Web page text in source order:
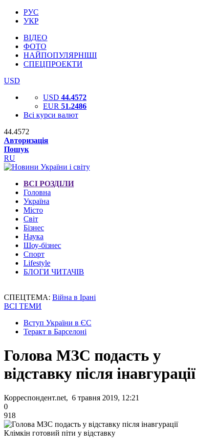
РУС
УКР
ВІДЕО
ФОТО
НАЙПОПУЛЯРНІШІ
СПЕЦПРОЕКТИ
USD
USD 44.4572
EUR 51.2486
Всі курси валют
44.4572
Авторизація
Пошук
RU
ВСІ РОЗДІЛИ
Головна
Україна
Місто
Світ
Бізнес
Наука
Шоу-бізнес
Спорт
Lifestyle
БЛОГИ ЧИТАЧІВ
СПЕЦТЕМА: Війна в Ірані
ВСІ ТЕМИ
Вступ України в ЄС
Теракт в Барселоні
Голова МЗС подасть у
відставку після інавгурації
Корреспондент.net, 6 травня 2019, 12:21
0
918
Клімкін готовий піти у відставку